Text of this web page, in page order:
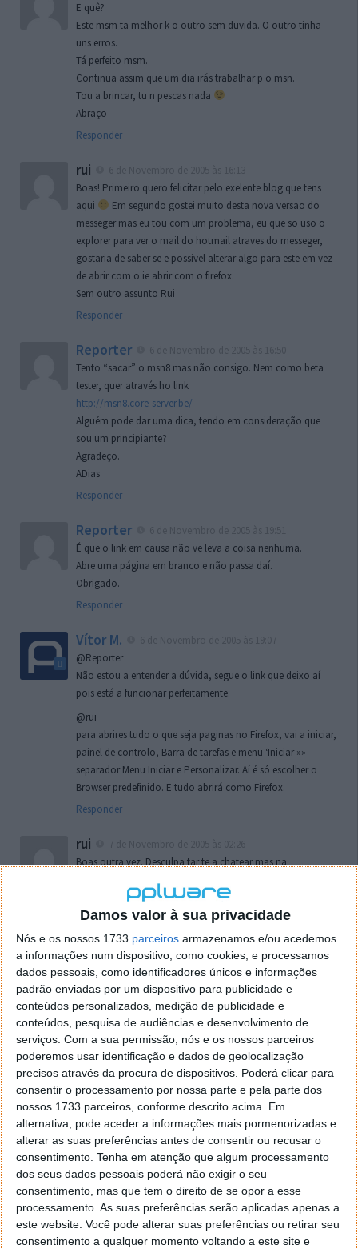
Damos valor à sua privacidade
Nós e os nossos 1733 parceiros armazenamos e/ou acedemos
a informações num dispositivo, como cookies, e processamos
dados pessoais, como identificadores únicos e informações
padrão enviadas por um dispositivo para publicidade e
conteúdos personalizados, medição de publicidade e
conteúdos, pesquisa de audiências e desenvolvimento de
serviços. Com a sua permissão, nós e os nossos parceiros
poderemos usar identificação e dados de geolocalização
precisos através da procura de dispositivos. Poderá clicar para
consentir o processamento por nossa parte e pela parte dos
nossos 1733 parceiros, conforme descrito acima. Em
alternativa, pode aceder a informações mais pormenorizadas e
alterar as suas preferências antes de consentir ou recusar o
consentimento. Tenha em atenção que algum processamento
dos seus dados pessoais poderá não exigir o seu
consentimento, mas que tem o direito de se opor a esse
processamento. As suas preferências serão aplicadas apenas a
este website. Você pode alterar suas preferências ou retirar seu
consentimento a qualquer momento voltando a este site e
E quê?
Este msm ta melhor k o outro sem duvida. O outro tinha
uns erros.
Tá perfeito msm.
Continua assim que um dia irás trabalhar p o msn.
Tou a brincar, tu n pescas nada
Abraço
Responder
rui
Boas! Primeiro quero felicitar pelo exelente blog que tens
aqui
Em segundo gostei muito desta nova versao do
messeger mas eu tou com um problema, eu que so uso o
explorer para ver o mail do hotmail atraves do messeger,
gostaria de saber se e possivel alterar algo para este em vez
de abrir com o ie abrir com o firefox.
Sem outro assunto Rui
Responder
Reporter
Tento “sacar” o msn8 mas não consigo. Nem como beta
tester, quer através ho link
http://msn8.core-server.be/
Alguém pode dar uma dica, tendo em consideração que
sou um principiante?
Agradeço.
ADias
Responder
Reporter
É que o link em causa não ve leva a coisa nenhuma.
Abre uma página em branco e não passa daí.
Obrigado.
Responder
Vítor M.
@Reporter
Não estou a entender a dúvida, segue o link que deixo aí
pois está a funcionar perfeitamente.
@rui
para abrires tudo o que seja paginas no Firefox, vai a iniciar,
painel de controlo, Barra de tarefas e menu ‘Iniciar »»
separador Menu Iniciar e Personalizar. Aí é só escolher o
Browser predefinido. E tudo abrirá como Firefox.
Responder
rui
Boas outra vez. Desculpa tar te a chatear mas na
o firefox como browser predefenido
de control tudo e nada. Tou a comecar a desesperar, ate ja
tentei apagar o explorer na tentativa de forçar o uso do
firefox mas em vao. Kaso te lembres de outra dica fico
agradecido, caso contrario obrigado a mesma
Responder
Vítor M.
7 de Novembro de 2005 às 01:39
@Reporter
Desculpa mas o link funciona. Seja como for segue por mail
o MSn Messenger 8.
Responder
Vítor M.
7 de Novembro de 2005 às 11:21
@Rui
Tens de encontrar o que te falei. Faz da seguinte maneira,
janela iniciar e no topo dessa janela com o botão direito do
rato faz propriedades. Depois no separador Menu ‘Iniciar’
clica no botão ‘Personalizar’ aí encontrarás no separador
geral a opção para escolheres o Browser com que queres